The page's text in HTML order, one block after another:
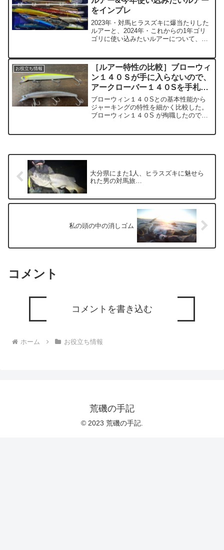
をインプレ
2023年・対馬ヒラスズキに爆当たりした
ルアーと、2024年・これからの1年ゴリ
ゴリに使い込みたいルアーについて、考
お役立ち情報
［ルアー特性の比較］ブローウィ
ン１４０Ｓが手に入らないので、
アークローバー１４０Sを手札に
加えた結果、しばらくはこれで良
くね？となった件
ブローウィン１４０Sとの基本性能から
ジャーキングの特性を細かく比較した。
ブローウィン１４０S が殉職したので、
ークローバー140Sというジャーキングミ
大分県にまた1人、ヒラスズキに魅せら
れた男の対馬旅…
私の頭の中の消しゴム
コメント
コメントを書き込む
ホーム お役立ち情報
荒磯の手記
© 2023 荒磯の手記.